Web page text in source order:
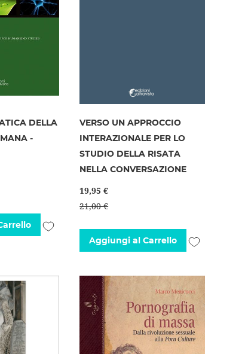
DELLA
-
Aggiungi
VERSO UN APPROCCIO
INTERAZIONALE PER LO
STUDIO DELLA RISATA
NELLA CONVERSAZIONE
19,95 €
21,00 €
Aggiungi al Carrello
Aggiungi